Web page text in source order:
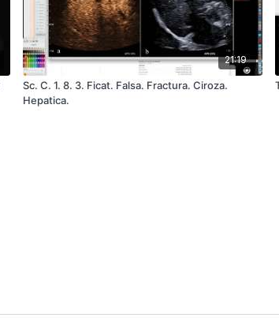
21:19
Sc. C. 1. 8. 3. Ficat. Falsa. Fractura. Ciroza.
Hepatica.